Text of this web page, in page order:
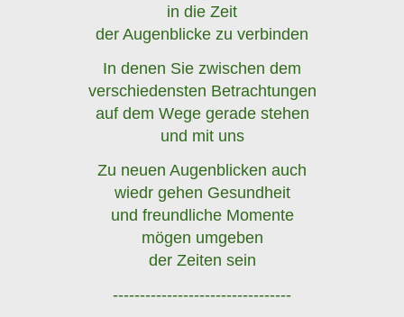
in die Zeit
der Augenblicke zu verbinden
In denen Sie zwischen dem
verschiedensten Betrachtungen
auf dem Wege gerade stehen
und mit uns
Zu neuen Augenblicken auch
wiedr gehen Gesundheit
und freundliche Momente
mögen umgeben
der Zeiten sein
---------------------------------